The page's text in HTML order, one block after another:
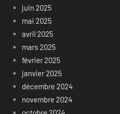
juin 2025
mai 2025
avril 2025
mars 2025
février 2025
janvier 2025
décembre 2024
novembre 2024